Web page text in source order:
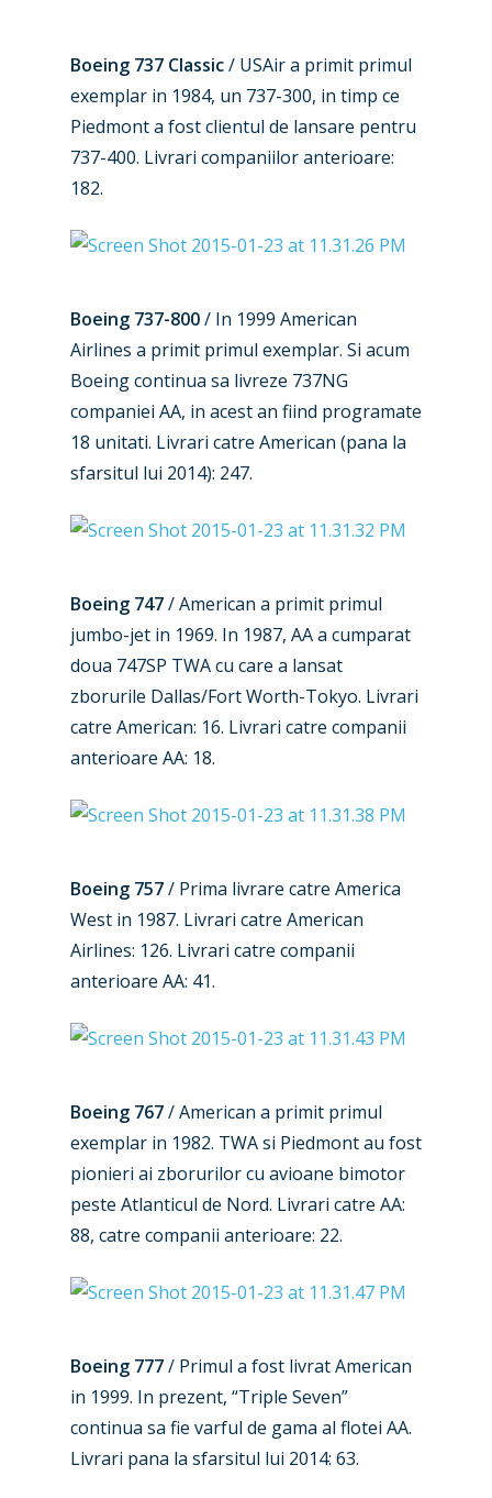
Boeing 737 Classic/ USAir a primit primul
exemplar in 1984, un 737-300, in timp ce
Piedmont a fost clientul de lansare pentru
737-400. Livrari companiilor anterioare:
182.
Boeing 737-800/ In 1999 American
Airlines a primit primul exemplar. Si acum
Boeing continua sa livreze 737NG
companiei AA, in acest an fiind programate
18 unitati. Livrari catre American (pana la
sfarsitul lui 2014): 247.
Boeing 747/ American a primit primul
jumbo-jet in 1969. In 1987, AA a cumparat
doua 747SP TWA cu care a lansat
zborurile Dallas/Fort Worth-Tokyo. Livrari
catre American: 16. Livrari catre companii
anterioare AA: 18.
Boeing 757/ Prima livrare catre America
West in 1987. Livrari catre American
Airlines: 126. Livrari catre companii
anterioare AA: 41.
Boeing 767/ American a primit primul
exemplar in 1982. TWA si Piedmont au fost
pionieri ai zborurilor cu avioane bimotor
peste Atlanticul de Nord. Livrari catre AA:
88, catre companii anterioare: 22.
Boeing 777/ Primul a fost livrat American
in 1999. In prezent, “Triple Seven”
continua sa fie varful de gama al flotei AA.
Livrari pana la sfarsitul lui 2014: 63.
Industry
Accidents / Incidents
Airshows
Paris 2023
Farnborough 2022
Dubai 2019
Paris 2019
Military
Marketplace
Jobs
Contact